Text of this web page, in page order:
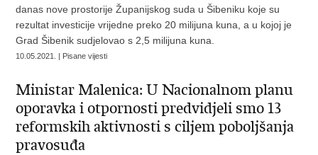
danas nove prostorije Županijskog suda u Šibeniku koje su
rezultat investicije vrijedne preko 20 milijuna kuna, a u kojoj je
Grad Šibenik sudjelovao s 2,5 milijuna kuna.
10.05.2021. | Pisane vijesti
Ministar Malenica: U Nacionalnom planu
oporavka i otpornosti predvidjeli smo 13
reformskih aktivnosti s ciljem poboljšanja
pravosuđa